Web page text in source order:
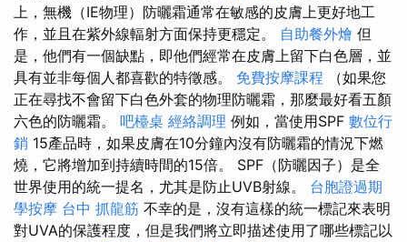
上，無機（IE物理）防曬霜通常在敏感的皮膚上更好地工
作，並且在紫外線輻射方面保持更穩定。 自助餐外燴 但
是，他們有一個缺點，即他們經常在皮膚上留下白色層，並
具有並非每個人都喜歡的特徵感。 免費按摩課程 （如果您
正在尋找不會留下白色外套的物理防曬霜，那麼最好看五顏
六色的防曬霜。 吧檯桌 經絡調理 例如，當使用SPF 數位行
銷 15產品時，如果皮膚在10分鐘內沒有防曬霜的情況下燃
燒，它將增加到持續時間的15倍。 SPF（防曬因子）是全
世界使用的統一提名，尤其是防止UVB射線。 台胞證過期
學按摩 台中 抓龍筋 不幸的是，沒有這樣的統一標記來表明
對UVA的保護程度，但是我們將立即描述使用了哪些標記以